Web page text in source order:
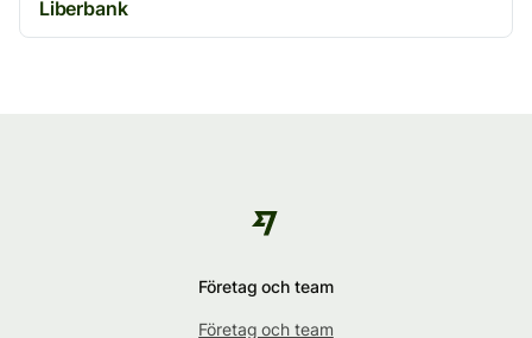
Liberbank
Företag och team
Företag och team